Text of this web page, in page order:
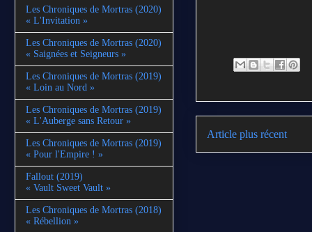
Article plus récent
Les Chroniques de Mortras (2020)
« L'Invitation »
Les Chroniques de Mortras (2020)
« Saignées et Seigneurs »
Les Chroniques de Mortras (2019)
« Loin au Nord »
Les Chroniques de Mortras (2019)
« L'Auberge sans Retour »
Les Chroniques de Mortras (2019)
« Pour l'Empire ! »
Fallout (2019)
« Vault Sweet Vault »
Les Chroniques de Mortras (2018)
« Rébellion »